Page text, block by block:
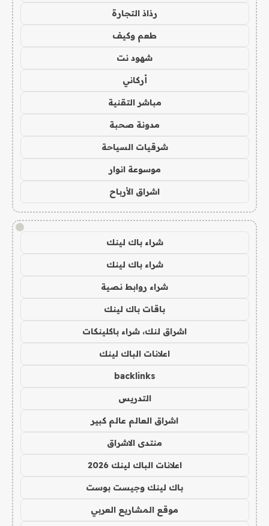
رذاذ التجارة
طعم وكيف
شهود نت
أركاني
مباشر التقنية
مدونة صحبة
شرقيات السياحة
موسوعة انوار
اشراق الأرباح
!
شراء باك لينك
شراء باك لينك
شراء روابط نصية
باقات باك لينك
اشراق لنك، شراء باكلينكات
اعلانات الباك لينك
backlinks
التدريس
اشراق العالم عالم كبير
منتدى الاشراق
اعلانات الباك لينك 2026
باك لينك وجيست بوست
موقع المشاريع العربي